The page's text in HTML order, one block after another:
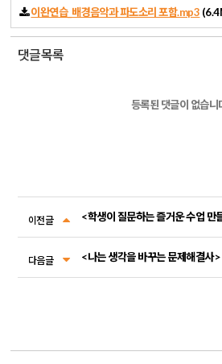
이완연습_배경음악과 파도소리 포함.mp3
댓글목록
등록된 댓글이 없습니
이전글
다음글